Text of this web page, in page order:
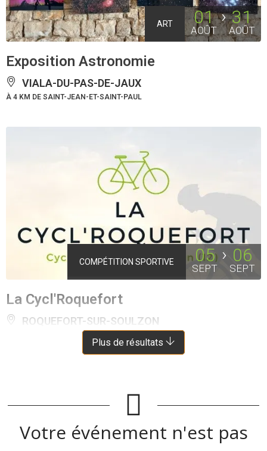
ART 01
AOÛT
31
AOÛT
Exposition Astronomie
VIALA-DU-PAS-DE-JAUX
À 4 KM DE SAINT-JEAN-ET-SAINT-PAUL
COMPÉTITION SPORTIVE 05
SEPT
06
SEPT
La Cycl'Roquefort
ROQUEFORT-SUR-SOULZON
À 6 KM DE SAINT-JEAN-ET-SAINT-PAUL
Plus de résultats
Votre événement n'est pas